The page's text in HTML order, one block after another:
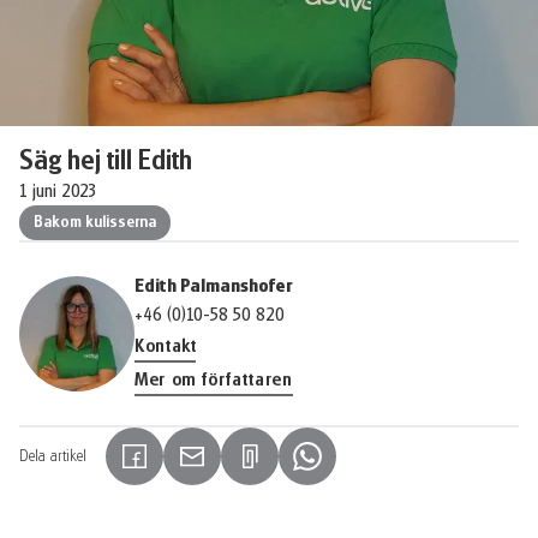
Säg hej till Edith
1 juni 2023
Bakom kulisserna
Edith Palmanshofer
+46 (0)10-58 50 820
Kontakt
Mer om författaren
Dela artikel (Länken öppnas i en ny flik)
(Länken öppnas i en ny flik)(Länken öppnas i en ny flik)